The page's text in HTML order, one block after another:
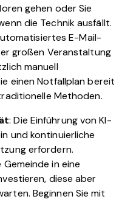
gehen oder Sie
die Technik ausfällt.
E-Mail-
großen Veranstaltung
manuell
einen Notfallplan bereit
Methoden.
: Die Einführung von KI-
und kontinuierliche
erfordern.
Gemeinde in eine
diese aber
Beginnen Sie mit